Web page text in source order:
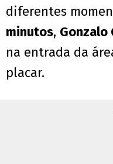
diferentes
minutos, Gonzalo
na entrada da
placar.